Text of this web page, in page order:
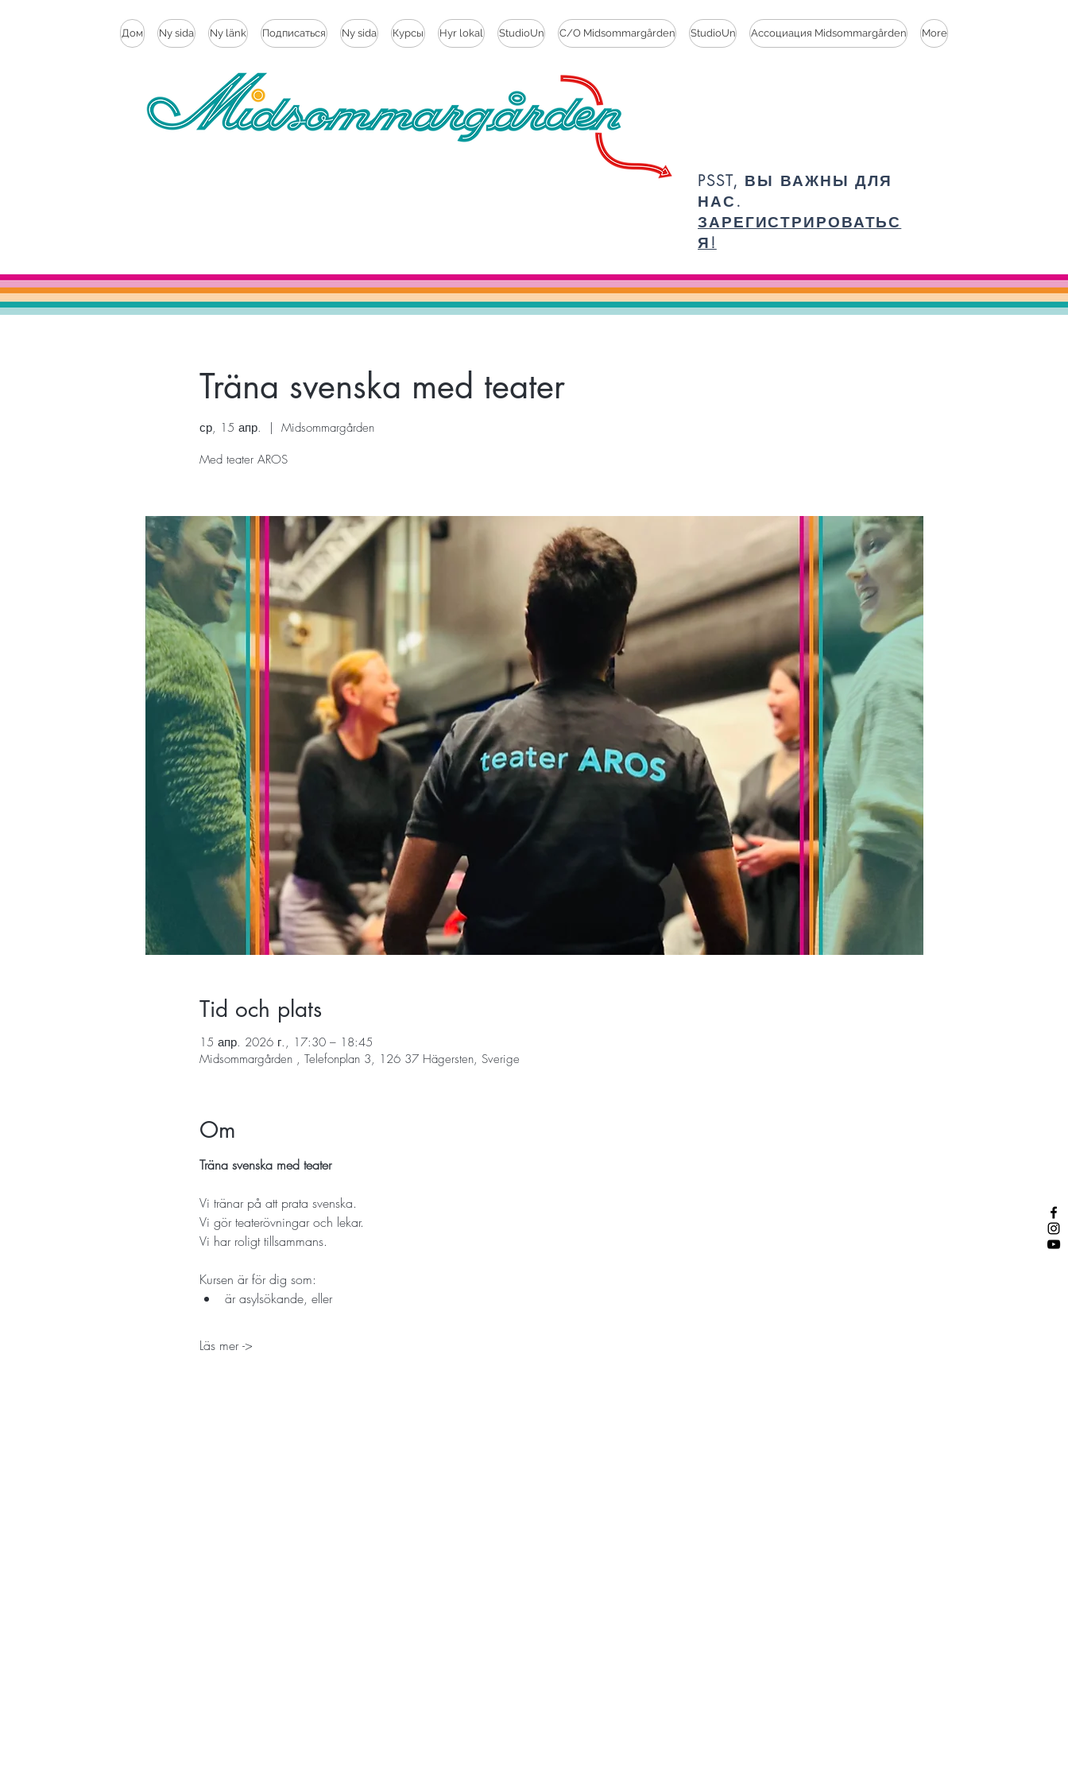
Дом Ny sida Ny länk Подписаться Ny sida Курсы Hyr lokal StudioUn C/O Midsommargården StudioUn Ассоциация Midsommargården More
PSST, ВЫ ВАЖНЫ ДЛЯ
НАС.
ЗАРЕГИСТРИРОВАТЬС
Я!
Träna svenska med teater
ср, 15 апр.
  |
Midsommargården
Med teater AROS
Tid och plats
15 апр. 2026 г., 17:30 – 18:45
Midsommargården , Telefonplan 3, 126 37 Hägersten, Sverige
Om
Träna svenska med teater
Vi tränar på att prata svenska.
Vi gör teaterövningar och lekar.
Vi har roligt tillsammans.
Kursen är för dig som:
är asylsökande, eller
Läs mer ->